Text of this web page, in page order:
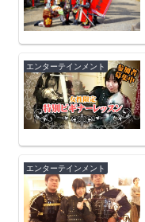
エンターテインメント
エンターテインメント